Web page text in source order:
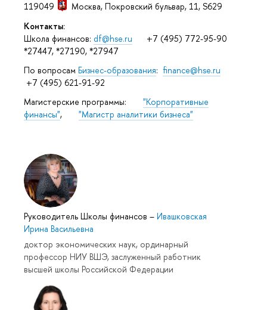
119049
Москва, Покровский бульвар, 11, S629
Контакты:
Школа финансов: df@hse.ru +7 (495) 772-95-90
*27447, *27190, *27947
По вопросам Бизнес-образования: finance@hse.ru
+7 (495) 621-91-92
Магистерские программы: "Корпоративные
финансы", "Магистр аналитики бизнеса"
Руководитель Школы финансов – Ивашковская
Ирина Васильевна
доктор экономических наук, ординарный
профессор НИУ ВШЭ, заслуженный работник
высшей школы Российской Федерации